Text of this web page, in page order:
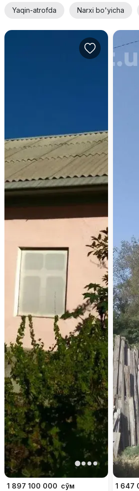
Yaqin-atrofda Narxi bo'yicha
1 897 100 000 сўм 1 647